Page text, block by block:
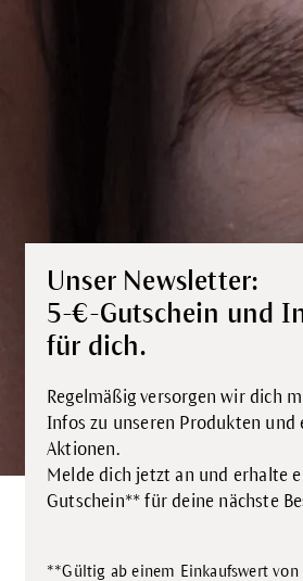
Unser Newsletter:
5-€-Gutschein und
für dich.
Regelmäßig versorgen wir dich
Infos zu unseren Produkten und
Aktionen.
Melde dich jetzt an und erhalte
Gutschein** für deine nächste
**Gültig ab einem Einkaufswert von